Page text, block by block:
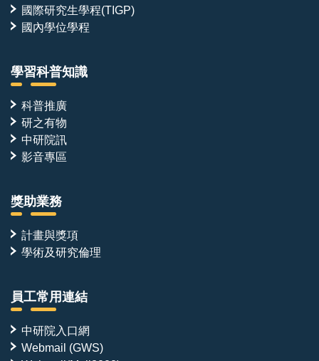
國際研究生學程(TIGP)
國內學位學程
學習科普知識
科普推廣
研之有物
中研院訊
影音專區
獎助業務
計畫與獎項
學術及研究倫理
員工常用連結
中研院入口網
Webmail (GWS)